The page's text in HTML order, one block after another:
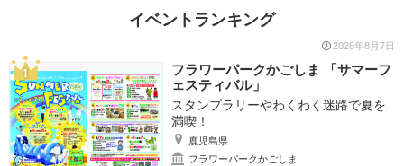
イベントランキング
2026年8月7日
フラワーパークかごしま 「サマーフ
ェスティバル」
スタンプラリーやわくわく迷路で夏を
満喫！
鹿児島県
フラワーパークかごしま